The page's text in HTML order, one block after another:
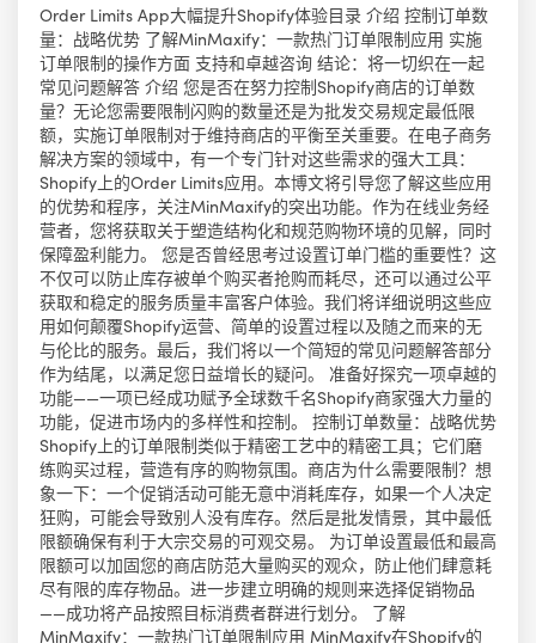
Order Limits App大幅提升Shopify体验目录 介绍 控制订单数
量：战略优势 了解MinMaxify：一款热门订单限制应用 实施
订单限制的操作方面 支持和卓越咨询 结论：将一切织在一起
常见问题解答 介绍 您是否在努力控制Shopify商店的订单数
量？无论您需要限制闪购的数量还是为批发交易规定最低限
额，实施订单限制对于维持商店的平衡至关重要。在电子商务
解决方案的领域中，有一个专门针对这些需求的强大工具：
Shopify上的Order Limits应用。本博文将引导您了解这些应用
的优势和程序，关注MinMaxify的突出功能。作为在线业务经
营者，您将获取关于塑造结构化和规范购物环境的见解，同时
保障盈利能力。 您是否曾经思考过设置订单门槛的重要性？这
不仅可以防止库存被单个购买者抢购而耗尽，还可以通过公平
获取和稳定的服务质量丰富客户体验。我们将详细说明这些应
用如何颠覆Shopify运营、简单的设置过程以及随之而来的无
与伦比的服务。最后，我们将以一个简短的常见问题解答部分
作为结尾，以满足您日益增长的疑问。 准备好探究一项卓越的
功能——一项已经成功赋予全球数千名Shopify商家强大力量的
功能，促进市场内的多样性和控制。 控制订单数量：战略优势
Shopify上的订单限制类似于精密工艺中的精密工具；它们磨
练购买过程，营造有序的购物氛围。商店为什么需要限制？想
象一下：一个促销活动可能无意中消耗库存，如果一个人决定
狂购，可能会导致别人没有库存。然后是批发情景，其中最低
限额确保有利于大宗交易的可观交易。 为订单设置最低和最高
限额可以加固您的商店防范大量购买的观众，防止他们肆意耗
尽有限的库存物品。进一步建立明确的规则来选择促销物品
——成功将产品按照目标消费者群进行划分。 了解
MinMaxify：一款热门订单限制应用 MinMaxify在Shopify的